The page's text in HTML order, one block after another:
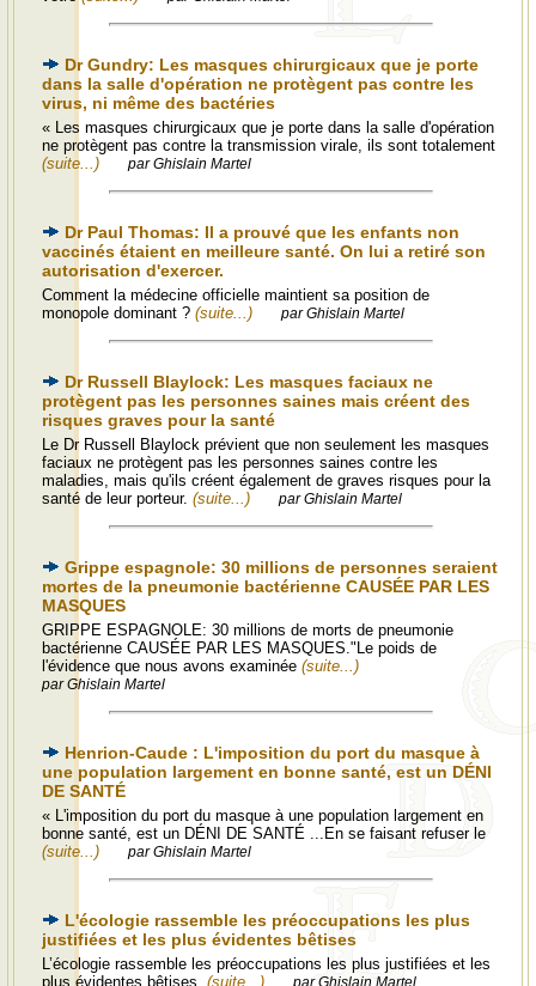
Dr Gundry: Les masques chirurgicaux que je porte
dans la salle d'opération ne protègent pas contre les
virus, ni même des bactéries
« Les masques chirurgicaux que je porte dans la salle d'opération
ne protègent pas contre la transmission virale, ils sont totalement
(suite...)
par Ghislain Martel
Dr Paul Thomas: Il a prouvé que les enfants non
vaccinés étaient en meilleure santé. On lui a retiré son
autorisation d'exercer.
Comment la médecine officielle maintient sa position de
monopole dominant ? (suite...) par Ghislain Martel
Dr Russell Blaylock: Les masques faciaux ne
protègent pas les personnes saines mais créent des
risques graves pour la santé
Le Dr Russell Blaylock prévient que non seulement les masques
faciaux ne protègent pas les personnes saines contre les
maladies, mais qu'ils créent également de graves risques pour la
santé de leur porteur. (suite...) par Ghislain Martel
Grippe espagnole: 30 millions de personnes seraient
mortes de la pneumonie bactérienne CAUSÉE PAR LES
MASQUES
GRIPPE ESPAGNOLE: 30 millions de morts de pneumonie
bactérienne CAUSÉE PAR LES MASQUES."Le poids de
l'évidence que nous avons examinée (suite...)
par Ghislain Martel
Henrion-Caude : L'imposition du port du masque à
une population largement en bonne santé, est un DÉNI
DE SANTÉ
« L'imposition du port du masque à une population largement en
bonne santé, est un DÉNI DE SANTÉ ...En se faisant refuser le
(suite...)
par Ghislain Martel
L'écologie rassemble les préoccupations les plus
justifiées et les plus évidentes bêtises
L’écologie rassemble les préoccupations les plus justifiées et les
plus évidentes bêtises. (suite...) par Ghislain Martel